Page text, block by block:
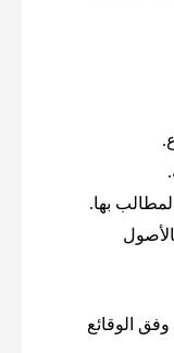
بها.
الوقائع